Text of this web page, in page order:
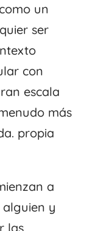
un
ser
con
escala
más
propia
a
y
las